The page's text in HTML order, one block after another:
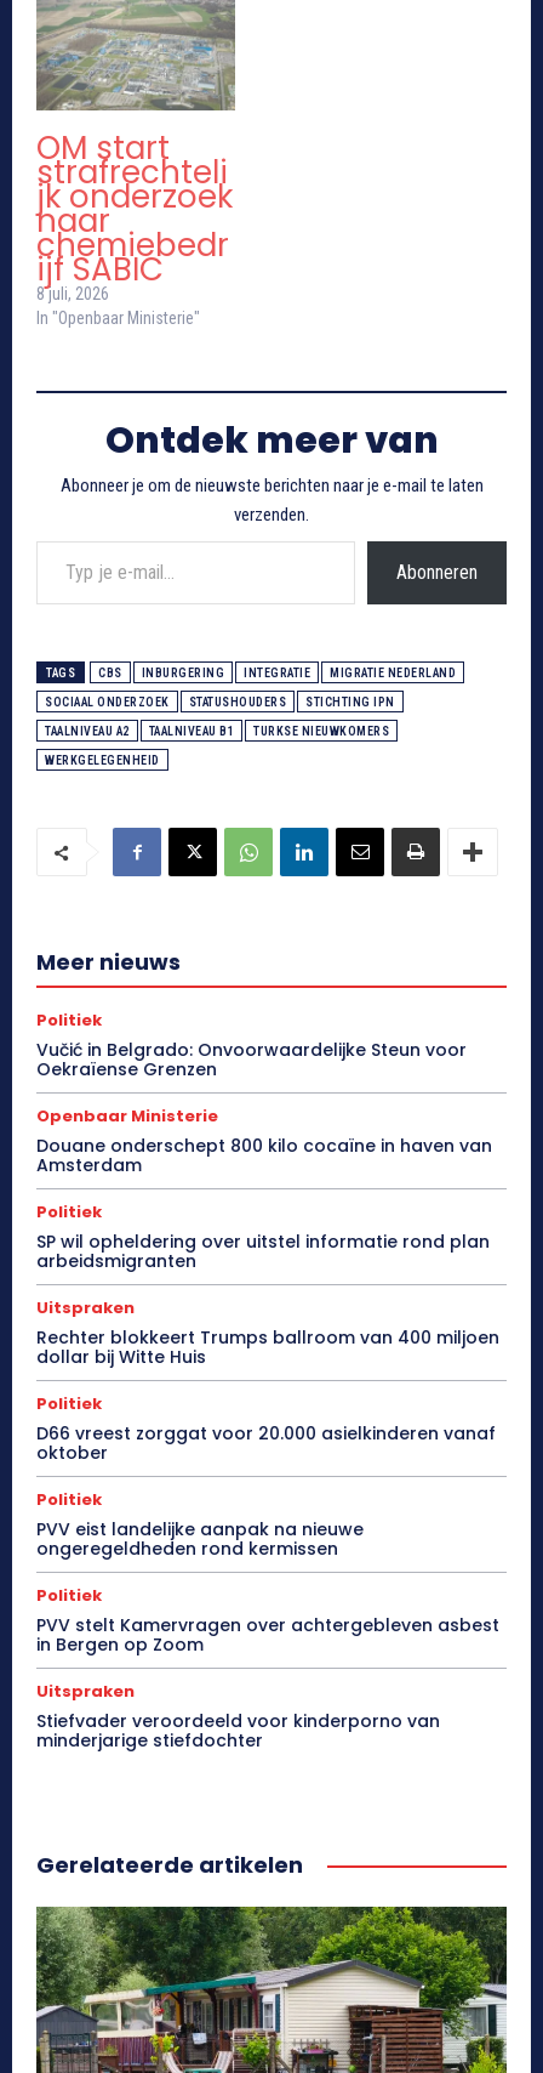
OM start
strafrechteli
jk onderzoek
naar
chemiebedr
ijf SABIC
8 juli, 2026
In "Openbaar Ministerie"
Ontdek meer van
Abonneer je om de nieuwste berichten naar je e-mail te laten
verzenden.
Typ je e-mail...
Abonneren
TAGS CBS INBURGERING INTEGRATIE MIGRATIE NEDERLAND
SOCIAAL ONDERZOEK STATUSHOUDERS STICHTING IPN
TAALNIVEAU A2 TAALNIVEAU B1 TURKSE NIEUWKOMERS
WERKGELEGENHEID
Meer nieuws
Politiek
Vučić in Belgrado: Onvoorwaardelijke Steun voor
Oekraïense Grenzen
Openbaar Ministerie
Douane onderschept 800 kilo cocaïne in haven van
Amsterdam
Politiek
SP wil opheldering over uitstel informatie rond plan
arbeidsmigranten
Uitspraken
Rechter blokkeert Trumps ballroom van 400 miljoen
dollar bij Witte Huis
Politiek
D66 vreest zorggat voor 20.000 asielkinderen vanaf
oktober
Politiek
PVV eist landelijke aanpak na nieuwe
ongeregeldheden rond kermissen
Politiek
PVV stelt Kamervragen over achtergebleven asbest
in Bergen op Zoom
Uitspraken
Stiefvader veroordeeld voor kinderporno van
minderjarige stiefdochter
Gerelateerde artikelen